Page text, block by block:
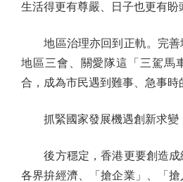
生活得更有尊嚴、日子也更有盼
地區治理亦回到正軌。完善
地區三會、關愛隊這「三駕馬
合，成為市民遇到難事、急事時
抓緊國家發展機遇創新求變
後方穩定，香港更要創造成
各界拚經濟、「搶企業」、「搶